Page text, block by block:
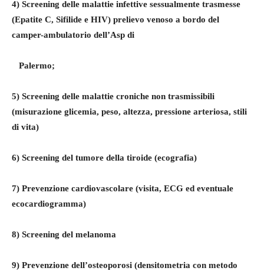
4) Screening delle malattie infettive sessualmente trasmesse
(Epatite C, Sifilide e HIV) prelievo venoso a bordo del
camper-ambulatorio dell’Asp di
Palermo;
5) Screening delle malattie croniche non trasmissibili
(misurazione glicemia, peso, altezza, pressione arteriosa, stili
di vita)
6) Screening del tumore della tiroide (ecografia)
7) Prevenzione cardiovascolare (visita, ECG ed eventuale
ecocardiogramma)
8) Screening del melanoma
9) Prevenzione dell’osteoporosi (densitometria con metodo